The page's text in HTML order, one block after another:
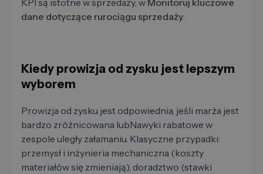
KPI są istotne w sprzedaży, w Monitoruj kluczowe
dane dotyczące rurociągu sprzedaży.
Kiedy prowizja od zysku jest lepszym
wyborem
Prowizja od zysku jest odpowiednia, jeśli marża jest
bardzo zróżnicowana lubNawyki rabatowe w
zespole uległy załamaniu. Klasyczne przypadki:
przemysł i inżynieria mechaniczna (koszty
materiałów się zmieniają), doradztwo (stawki